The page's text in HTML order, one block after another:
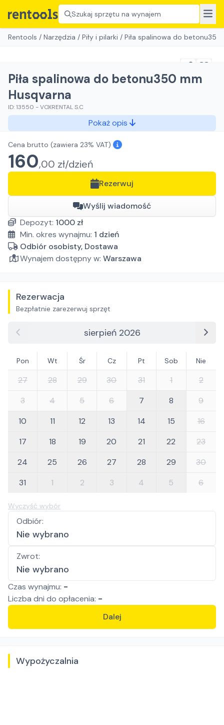
Szukaj sprzętu na wynajem
Rentools / Narzędzia / Piły i pilarki / Piła spalinowa do betonu350
Piła spalinowa do betonu350 mm
Husqvarna
ID:13550 -VOXRENTAL S.C
Pokaż opis
Cena brutto (zawiera 23% VAT)
160,00 zł/dzień
Rezerwuj
Wyślij wiadomość
Depozyt: 1000 zł
Min. okres wynajmu: 1 dzień
Odbiór osobisty, Dostawa
Wynajem dostępny w: Warszawa
Rezerwacja
Bezpłatnie zarezerwuj sprzęt
sierpień 2026
Pon Wt Śr Cz Pt Sob Nie
27 28 29 30 31 1
2
3
4 5 6 7 8
9
10
11 12 13 14 15
16
17
18 19 20 21 22
23
24
25 26 27 28 29
30
31
1 2 3 4 5 6
Wyczyść wybór
Odbiór:
Nie wybrano
Zwrot:
Nie wybrano
Czas wynajmu: -
Liczba dni do opłacenia: -
Dalej
Wypożyczalnia